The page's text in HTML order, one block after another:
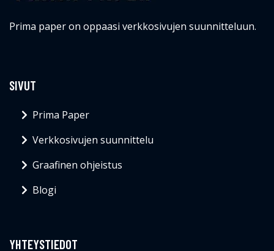
Prima paper on oppaasi verkkosivujen suunnitteluun.
SIVUT
Prima Paper
Verkkosivujen suunnittelu
Graafinen ohjeistus
Blogi
YHTEYSTIEDOT